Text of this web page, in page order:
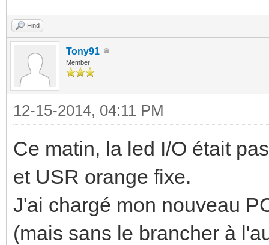
Find
Tony91
Member
12-15-2014, 04:11 PM
Ce matin, la led I/O était
et USR orange fixe.
J'ai chargé mon nouveau
(mais sans le brancher à